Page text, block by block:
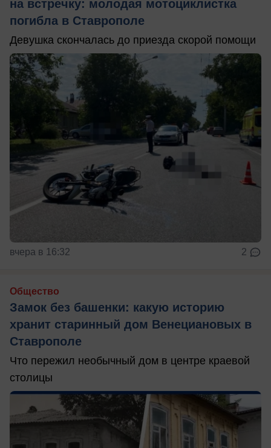
на встречку: молодая мотоциклистка
погибла в Ставрополе
Девушка скончалась до приезда скорой помощи
вчера в 16:32 2
Общество
Замок без башенки: какую историю
хранит старинный дом Венециановых в
Ставрополе
Что пережил необычный дом в центре краевой
столицы